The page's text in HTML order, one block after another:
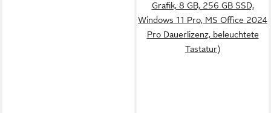
Grafik, 8 GB, 256 GB SSD,
Windows 11 Pro, MS Office 2024
Pro Dauerlizenz, beleuchtete
Tastatur)